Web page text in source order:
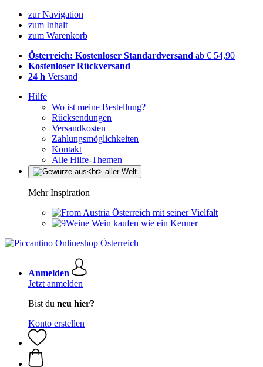
zur Navigation
zum Inhalt
zum Warenkorb
Österreich: Kostenloser Standardversand ab € 54,90
Kostenloser Rückversand
24 h Versand
Hilfe
Wo ist meine Bestellung?
Rücksendungen
Versandkosten
Zahlungsmöglichkeiten
Kontakt
Alle Hilfe-Themen
Mehr Inspiration
Österreich mit seiner Vielfalt
Wein kaufen wie ein Kenner
Anmelden
Jetzt anmelden
Bist du neu hier?
Konto erstellen